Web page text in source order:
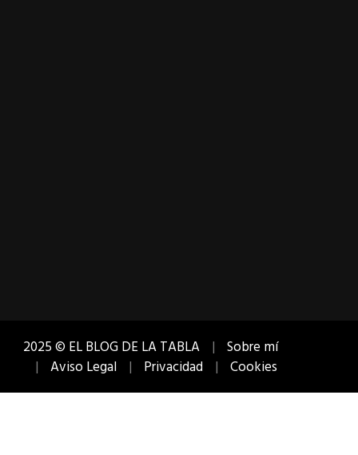
2025 © EL BLOG DE LA TABLA
Sobre mí
Aviso Legal
Privacidad Cookies